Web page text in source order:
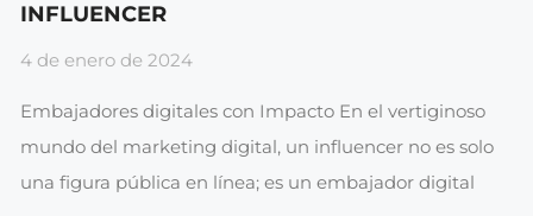
INFLUENCER
4 de enero de 2024
Embajadores digitales con Impacto En el vertiginoso
mundo del marketing digital, un influencer no es solo
una figura pública en línea; es un embajador digital